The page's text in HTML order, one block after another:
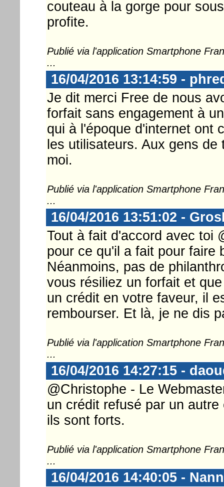
couteau à la gorge pour
profite.
Publié via l'application Smartphone
...
16/04/2016 13:14:59 -
Je dit merci Free de nous
forfait sans engagement à
qui à l'époque d'internet ont
les utilisateurs. Aux gens
moi.
Publié via l'application Smartphone
...
16/04/2016 13:51:02 -
Tout à fait d'accord avec toi
pour ce qu'il a fait pour faire
Néanmoins, pas de
vous résiliez un forfait et
un crédit en votre faveur, il
rembourser. Et là, je ne dis
Publié via l'application Smartphone
...
16/04/2016 14:27:15 -
@Christophe - Le
un crédit refusé par un
ils sont forts.
Publié via l'application Smartphone
...
16/04/2016 14:40:05 -